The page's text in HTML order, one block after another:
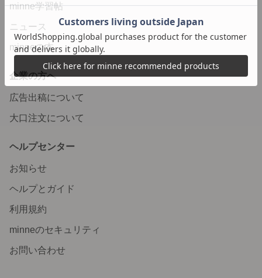
minne学習帖
ニュース
minneの本
企業の方へ
広告出稿について
大口注文について
ヘルプセンター
お知らせ
ヘルプとガイド
利用規約
minneのセキュリティ
お問い合わせ